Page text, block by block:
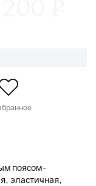
поясом-
эластичная,